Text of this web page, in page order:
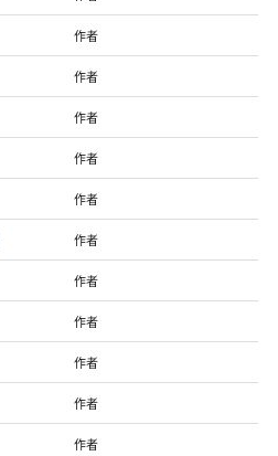
作者
作者
作者
作者
作者
作者
作者
作者
作者
作者
作者